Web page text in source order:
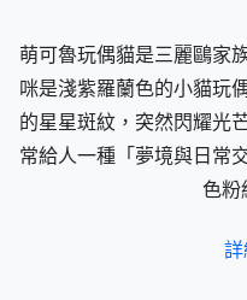
萌可魯玩偶貓是三麗鷗家
咪是淺紫羅蘭色的小貓玩
的星星斑紋，突然閃耀光
常給人一種「夢境與日常
色粉
詳